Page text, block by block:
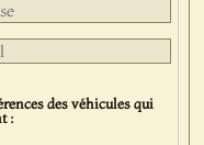
des véhicules qui
: